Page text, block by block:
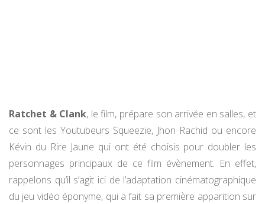
Ratchet & Clank, le film, prépare son arrivée en salles, et
ce sont les Youtubeurs Squeezie, Jhon Rachid ou encore
Kévin du Rire Jaune qui ont été choisis pour doubler les
personnages principaux de ce film évènement. En effet,
rappelons qu’il s’agit ici de l’adaptation cinématographique
du jeu vidéo éponyme, qui a fait sa première apparition sur